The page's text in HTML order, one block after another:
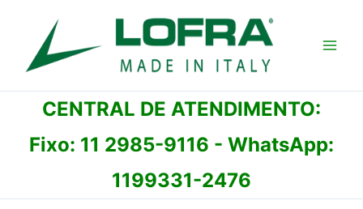
conteúdo
CENTRAL DE ATENDIMENTO:
Fixo: 11 2985-9116 - WhatsApp:
1199331-2476